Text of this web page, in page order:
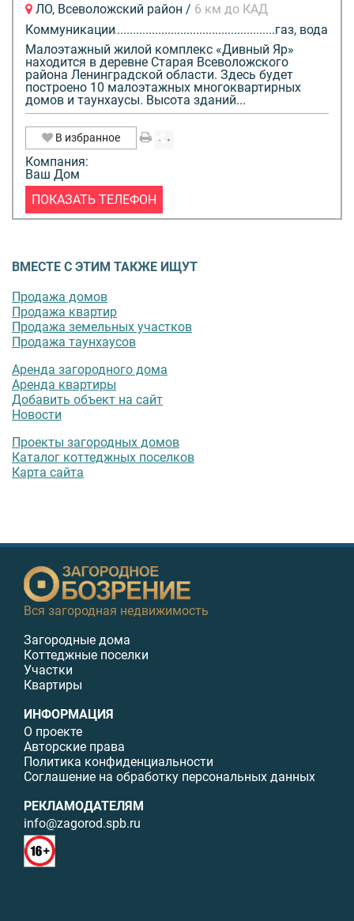
ЛО, Всеволожский район / 6 км до КАД
Коммуникации
газ, вода
Малоэтажный жилой комплекс «Дивный Яр»
находится в деревне Старая Всеволожского
района Ленинградской области. Здесь будет
построено 10 малоэтажных многоквартирных
домов и таунхаусы. Высота зданий...
В избранное
Компания:
Ваш Дом
ПОКАЗАТЬ ТЕЛЕФОН
ВМЕСТЕ С ЭТИМ ТАКЖЕ ИЩУТ
Продажа домов
Продажа квартир
Продажа земельных участков
Продажа таунхаусов
Аренда загородного дома
Аренда квартиры
Добавить объект на сайт
Новости
Проекты загородных домов
Каталог коттеджных поселков
Карта сайта
Вся загородная недвижимость
Загородные дома
Коттеджные поселки
Участки
Квартиры
ИНФОРМАЦИЯ
О проекте
Авторские права
Политика конфиденциальности
Соглашение на обработку персональных данных
РЕКЛАМОДАТЕЛЯМ
info@zagorod.spb.ru